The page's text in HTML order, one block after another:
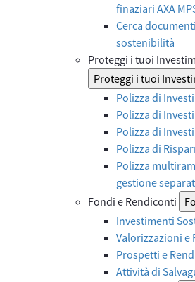
finaziari AXA
Cerca
sostenibilità
Proteggi i tuoi
Proteggi i tuoi
Polizza di
Polizza di
Polizza di
Polizza di
Polizza
gestione
Fondi e Rendiconti
Investimenti
Valorizzazioni e
Prospetti e
Attività di